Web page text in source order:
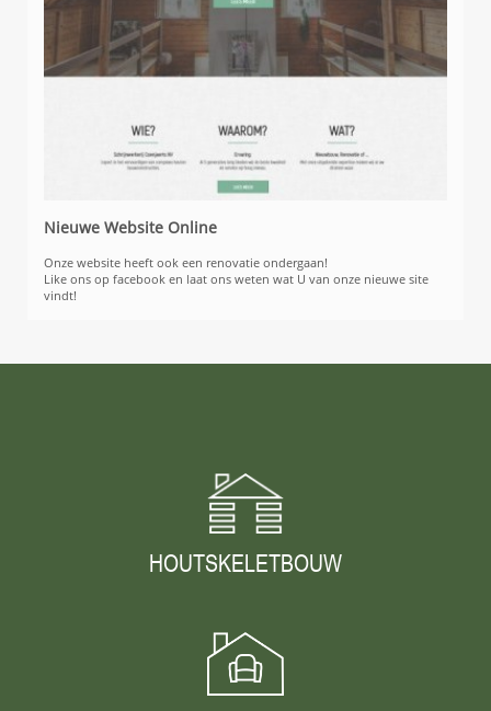
Nieuwe Website Online
Onze website heeft ook een renovatie ondergaan!
Like ons op facebook en laat ons weten wat U van onze nieuwe site
vindt!
HOUTSKELETBOUW